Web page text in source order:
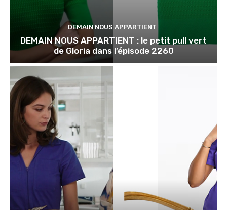
DEMAIN NOUS APPARTIENT
DEMAIN NOUS APPARTIENT : le petit pull vert
de Gloria dans l’épisode 2260